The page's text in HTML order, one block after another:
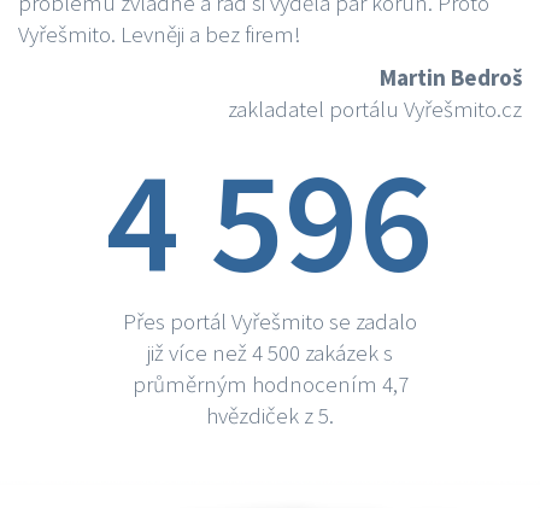
Vyřešmito. Levněji a bez firem!
Martin Bedroš
zakladatel portálu Vyřešmito.cz
4 596
Přes portál Vyřešmito se zadalo
již více než 4 500 zakázek s
průměrným hodnocením 4,7
hvězdiček z 5.